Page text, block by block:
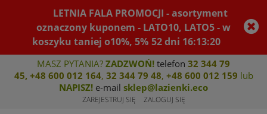
LETNIA FALA PROMOCJI - asortyment
oznaczony kuponem - LATO10, LATO5 - w
koszyku taniej o10%, 5% 52dni 16:13:20
MASZ PYTANIA? ZADZWOŃ! telefon 32 344 79
45, +48 600 012 164, 32 344 79 48, +48 600 012 159 lub
NAPISZ! e-mail sklep@lazienki.eco
ZAREJESTRUJ SIĘ ZALOGUJ SIĘ